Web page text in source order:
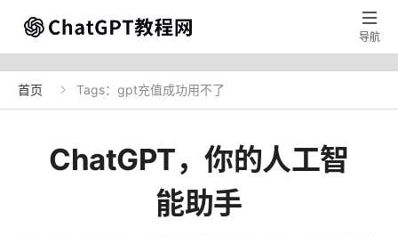

导航
首页  Tags：gpt充值成功用不了
ChatGPT，你的人工智
能助手